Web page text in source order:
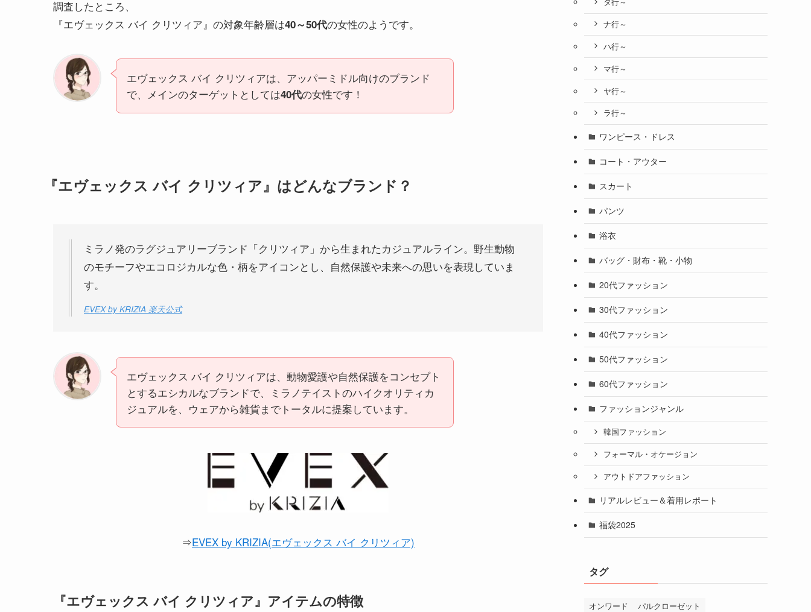
調査したところ、
『エヴェックス バイ クリツィア』の対象年齢層は40～50代の女性のようです。
エヴェックス バイ クリツィアは、アッパーミドル向けのブランド
で、メインのターゲットとしては40代の女性です！
『エヴェックス バイ クリツィア』はどんなブランド？
ミラノ発のラグジュアリーブランド「クリツィア」から生まれたカジュアルライン。野生動物
のモチーフやエコロジカルな色・柄をアイコンとし、自然保護や未来への思いを表現していま
す。
EVEX by KRIZIA 楽天公式
エヴェックス バイ クリツィアは、動物愛護や自然保護をコンセプト
とするエシカルなブランドで、ミラノテイストのハイクオリティカ
ジュアルを、ウェアから雑貨までトータルに提案しています。
⇒EVEX by KRIZIA(エヴェックス バイ クリツィア)
『エヴェックス バイ クリツィア』アイテムの特徴
ナ行～
ハ行～
マ行～
ヤ行～
ラ行～
ワンピース・ドレス
コート・アウター
スカート
パンツ
浴衣
バッグ・財布・靴・小物
20代ファッション
30代ファッション
40代ファッション
50代ファッション
60代ファッション
ファッションジャンル
韓国ファッション
フォーマル・オケージョン
アウトドアファッション
リアルレビュー＆着用レポート
福袋2025
タグ
オンワード パルクローゼット